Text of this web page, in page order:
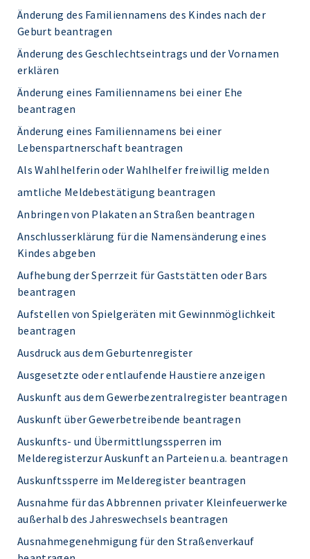
Änderung des Familiennamens des Kindes nach der
Geburt beantragen
Änderung des Geschlechtseintrags und der Vornamen
erklären
Änderung eines Familiennamens bei einer Ehe
beantragen
Änderung eines Familiennamens bei einer
Lebenspartnerschaft beantragen
Als Wahlhelferin oder Wahlhelfer freiwillig melden
amtliche Meldebestätigung beantragen
Anbringen von Plakaten an Straßen beantragen
Anschlusserklärung für die Namensänderung eines
Kindes abgeben
Aufhebung der Sperrzeit für Gaststätten oder Bars
beantragen
Aufstellen von Spielgeräten mit Gewinnmöglichkeit
beantragen
Ausdruck aus dem Geburtenregister
Ausgesetzte oder entlaufende Haustiere anzeigen
Auskunft aus dem Gewerbezentralregister beantragen
Auskunft über Gewerbetreibende beantragen
Auskunfts- und Übermittlungssperren im
Melderegisterzur Auskunft an Parteien u.a. beantragen
Auskunftssperre im Melderegister beantragen
Ausnahme für das Abbrennen privater Kleinfeuerwerke
außerhalb des Jahreswechsels beantragen
Ausnahmegenehmigung für den Straßenverkauf